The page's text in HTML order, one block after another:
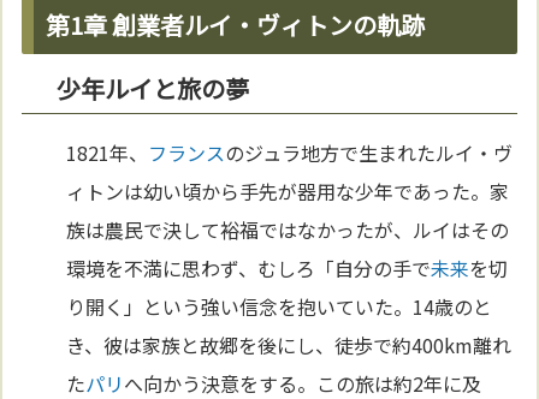
第1章 創業者ルイ・ヴィトンの軌跡
少年ルイと旅の夢
1821年、 フランスのジュラ地方で生まれたルイ・ヴ
ィトンは幼い頃から手先が器用な少年であった。家
族は農民で決して裕福ではなかったが、ルイはその
環境を不満に思わず、むしろ「自分の手で未来を切
り開く」という強い信念を抱いていた。14歳のと
き、彼は家族と故郷を後にし、徒歩で約400km離れ
たパリへ向かう決意をする。この旅は約2年に及